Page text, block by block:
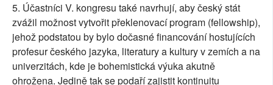
5. Účastníci V. kongresu také navrhují, aby český stát
zvážil možnost vytvořit překlenovací program (fellowship),
jehož podstatou by bylo dočasné financování hostujících
profesur českého jazyka, literatury a kultury v zemích a na
univerzitách, kde je bohemistická výuka akutně
ohrožena. Jedině tak se podaří zajistit kontinuitu